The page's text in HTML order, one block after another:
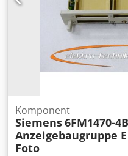
Komponent
Siemens6FM1470-
Anzeigebaugruppe
Foto